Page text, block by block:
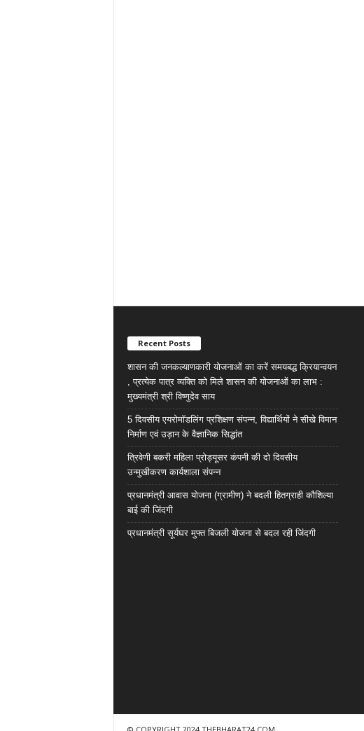
Recent Posts
शासन की जनकल्याणकारी योजनाओं का करें समयबद्ध क्रियान्वयन
, प्रत्येक पात्र व्यक्ति को मिले शासन की योजनाओं का लाभ :
मुख्यमंत्री श्री विष्णुदेव साय
5 दिवसीय एयरोमॉडलिंग प्रशिक्षण संपन्न, विद्यार्थियों ने सीखे विमान
निर्माण एवं उड़ान के वैज्ञानिक सिद्धांत
त्रिवेणी बकरी महिला प्रोड्यूसर कंपनी की दो दिवसीय
उन्मुखीकरण कार्यशाला संपन्न
प्रधानमंत्री आवास योजना (ग्रामीण) ने बदली हितग्राही कौशिल्या
बाई की जिंदगी
प्रधानमंत्री सूर्यघर मुफ्त बिजली योजना से बदल रही जिंदगी